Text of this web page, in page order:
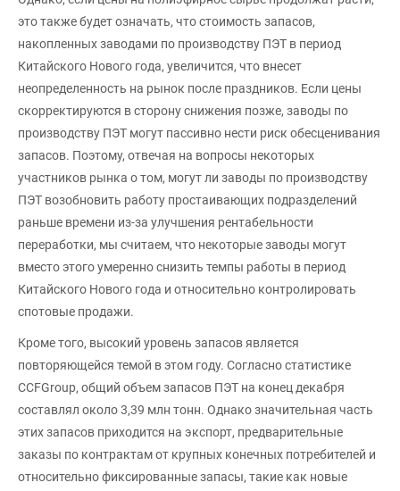
это также будет означать, что стоимость запасов,
накопленных заводами по производству ПЭТ в период
Китайского Нового года, увеличится, что внесет
неопределенность на рынок после праздников. Если цены
скорректируются в сторону снижения позже, заводы по
производству ПЭТ могут пассивно нести риск обесценивания
запасов. Поэтому, отвечая на вопросы некоторых
участников рынка о том, могут ли заводы по производству
ПЭТ возобновить работу простаивающих подразделений
раньше времени из-за улучшения рентабельности
переработки, мы считаем, что некоторые заводы могут
вместо этого умеренно снизить темпы работы в период
Китайского Нового года и относительно контролировать
спотовые продажи.
Кроме того, высокий уровень запасов является
повторяющейся темой в этом году. Согласно статистике
CCFGroup, общий объем запасов ПЭТ на конец декабря
составлял около 3,39 млн тонн. Однако значительная часть
этих запасов приходится на экспорт, предварительные
заказы по контрактам от крупных конечных потребителей и
относительно фиксированные запасы, такие как новые